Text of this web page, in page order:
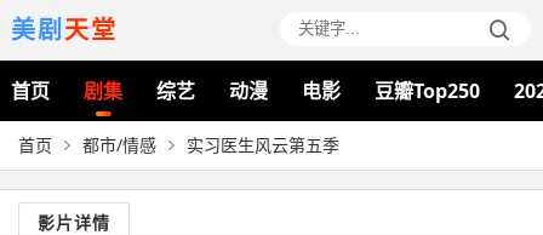
美剧天堂
首页 剧集 综艺 动漫 电影 豆瓣Top250
首页 都市/情感 实习医生风云第五季
影片详情